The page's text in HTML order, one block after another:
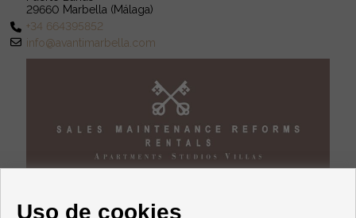
29660 Marbella (Málaga)
+34 664395852
info@avantimarbella.com
Uso de cookies